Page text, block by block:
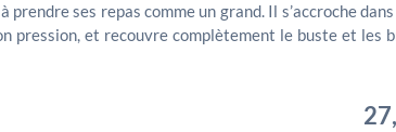
prendre ses repas comme un grand. Il s’accroche
pression, et recouvre complètement le buste et les